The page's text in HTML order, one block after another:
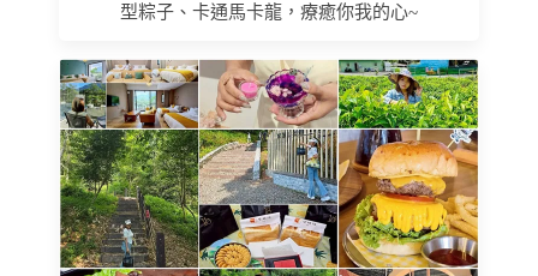
型粽子、卡通馬卡龍，療癒你我的心~